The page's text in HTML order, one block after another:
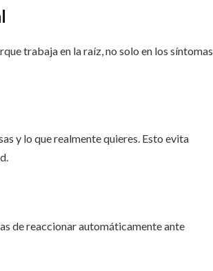
trabaja en la raíz, no solo en los síntomas.
y lo que realmente quieres. Esto evita
de reaccionar automáticamente ante